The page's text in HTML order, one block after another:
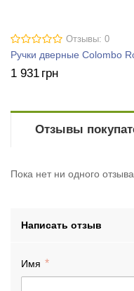
Отзывы: 0
Ручки дверные Colombo
1 931 грн
Отзывы
Пока нет ни одного
Написать отзыв
Имя